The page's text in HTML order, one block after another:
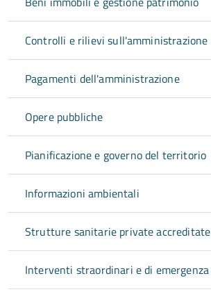
Controlli e rilievi sull'amministrazione
Pagamenti dell'amministrazione
Opere pubbliche
Pianificazione e governo del territorio
Informazioni ambientali
Strutture sanitarie private accreditate
Interventi straordinari e di emergenza